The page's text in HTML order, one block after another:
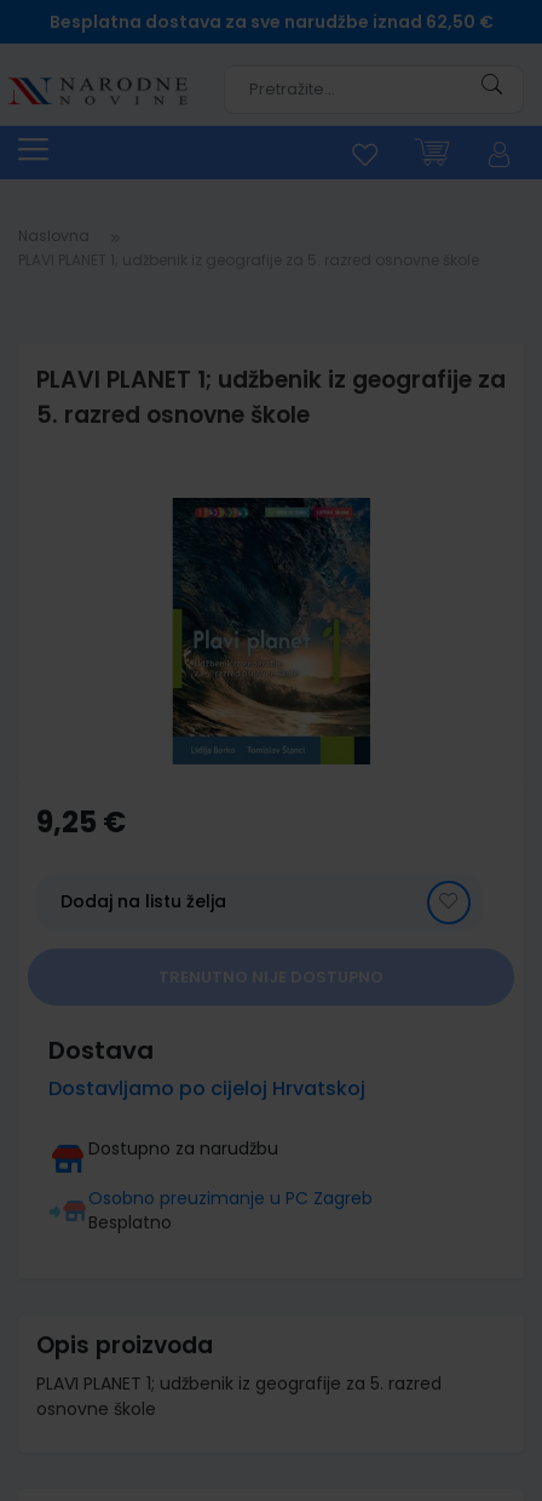
Besplatna dostava za sve narudžbe iznad 62,50 €
Naslovna
PLAVI PLANET 1; udžbenik iz geografije za
5. razred osnovne škole
the
beginning
gallery
9,25 €
Dodaj na listu želja
Dostava
Dostavljamo po cijeloj Hrvatskoj
Dostupno za narudžbu
Osobno preuzimanje u PC Zagreb
Besplatno
Opis proizvoda
PLAVI PLANET 1; udžbenik iz geografije za 5. razred
osnovne škole